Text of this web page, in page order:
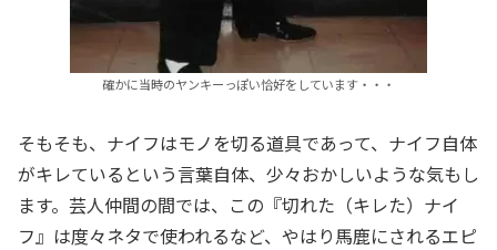
確かに当時のヤンキーっぽい恰好をしています・・・
そもそも、ナイフはモノを切る道具であって、ナイフ自体
がキレているという言葉自体、少々おかしいような気もし
ます。芸人仲間の間では、この『切れた（キレた）ナイ
フ』は度々ネタで使われるなど、やはり馬鹿にされるエピ